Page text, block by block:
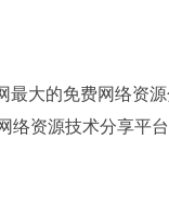
大的免费网络资
资源技术分享平台